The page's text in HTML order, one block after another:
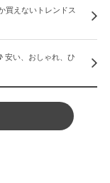
買えないトレンドス
安い、おしゃれ、ひ